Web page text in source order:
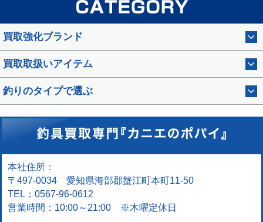
買取強化ブランド
買取取扱いアイテム
釣りのタイプで選ぶ
本社住所：
〒497-0034 愛知県海部郡蟹江町本町11-50
TEL：0567-96-0612
営業時間：10:00～21:00 ※木曜定休日